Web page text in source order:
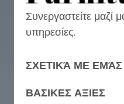
Συνεργαστείτε μαζί
υπηρεσίες.
ΣΧΕΤΙΚΆ ΜΕ ΕΜΆΣ
ΒΑΣΙΚΕΣ ΑΞΙΕΣ